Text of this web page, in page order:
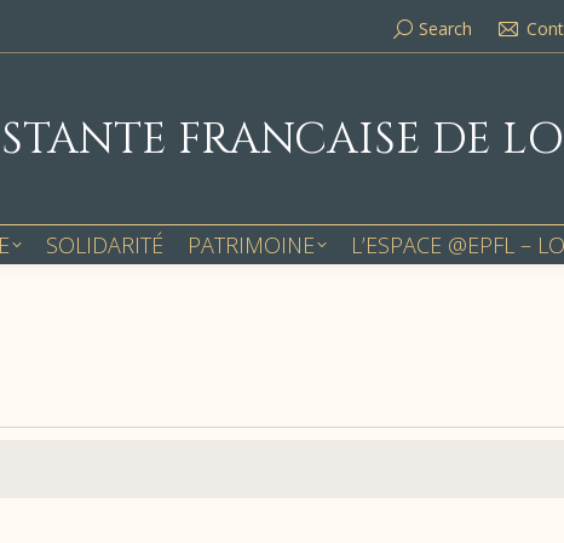
Search:
Search
FRANCAISE DE
SOLIDARITÉ PATRIMOINE L’ESPACE @EPFL –